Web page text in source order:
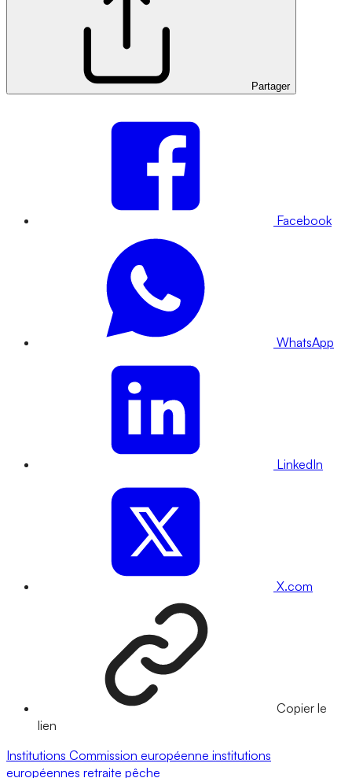
Partager
Facebook
WhatsApp
LinkedIn
X.com
Copier le
lien
Institutions Commission européenne institutions
européennes retraite pêche